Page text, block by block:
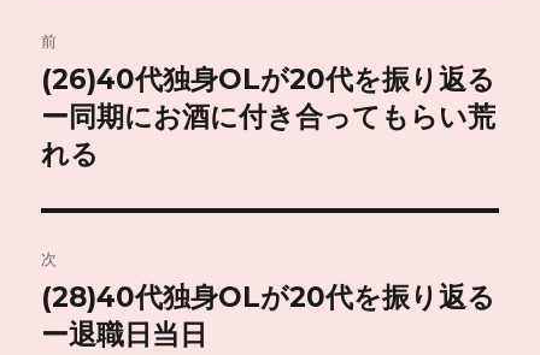
稿
ナ
ビ
ゲ
ー
シ
前
前
の
投
(26)40代独身OLが20代を振り返る
ー同期にお酒に付き合ってもらい荒
れる
次
次
の
(28)40代独身OLが20代を振り返る
ー退職日当日